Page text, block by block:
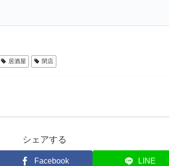
居酒屋 閉店
シェアする
Facebook LINE